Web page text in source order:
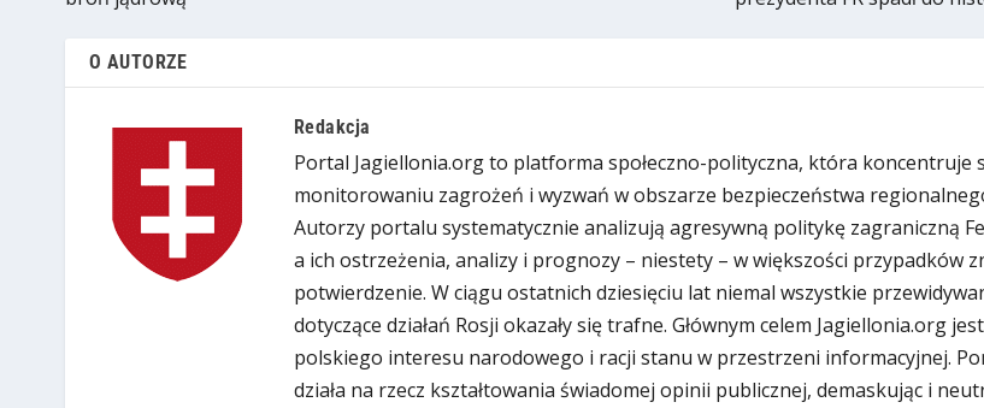
O AUTORZE
Redakcja
Portal Jagiellonia.org to platforma społeczno-polityczna, która koncentruje
monitorowaniu zagrożeń i wyzwań w obszarze bezpieczeństwa
Autorzy portalu systematycznie analizują agresywną politykę zagraniczną
a ich ostrzeżenia, analizy i prognozy – niestety – w większości przypadków
potwierdzenie. W ciągu ostatnich dziesięciu lat niemal wszystkie
dotyczące działań Rosji okazały się trafne. Głównym celem Jagiellonia.org
polskiego interesu narodowego i racji stanu w przestrzeni informacyjnej.
działa na rzecz kształtowania świadomej opinii publicznej, demaskując i